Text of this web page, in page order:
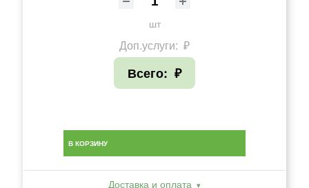
шт
Доп.услуги: ₽
Всего: ₽
В КОРЗИНУ
Доставка и оплата